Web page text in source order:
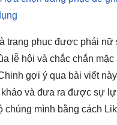
trang phục được phái nữ
lễ hội và chắc chắn
gợi ý qua bài viết
khảo và đưa ra được sự
chúng mình bằng cách